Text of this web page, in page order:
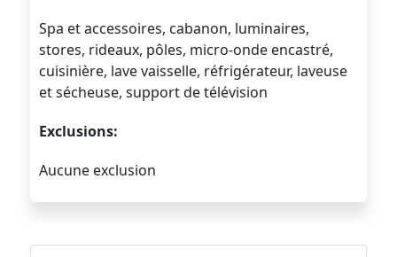
Spa et accessoires, cabanon, luminaires,
stores, rideaux, pôles, micro-onde encastré,
cuisinière, lave vaisselle, réfrigérateur, laveuse
et sécheuse, support de télévision
Exclusions:
Aucune exclusion